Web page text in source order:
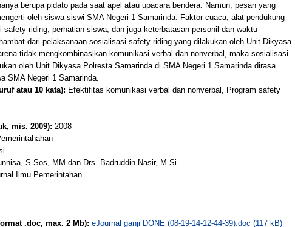
berupa pidato pada saat apel atau upacara bendera. Namun, pesan yang
oleh siswa siswi SMA Negeri 1 Samarinda. Faktor cuaca, alat pendukung
safety riding, perhatian siswa, dan juga keterbatasan personil dan waktu
dari pelaksanaan sosialisasi safety riding yang dilakukan oleh Unit Dikyasa
tidak mengkombinasikan komunikasi verbal dan nonverbal, maka sosialisasi
oleh Unit Dikyasa Polresta Samarinda di SMA Negeri 1 Samarinda dirasa
SMA Negeri 1 Samarinda.
atau 10 kata): Efektifitas komunikasi verbal dan nonverbal, Program safety
mis. 2009): 2008
S.Sos, MM dan Drs. Badruddin Nasir, M.Si
Ilmu Pemerintahan
.doc, max. 2 Mb): eJournal ganji DONE (08-19-14-12-44-39).doc (117 kB)